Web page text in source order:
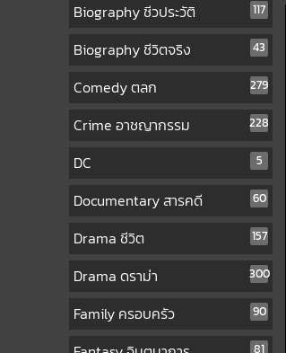
Biography ชีวประวัติ 117
Biography ชีวิตจริง 43
Comedy ตลก 279
Crime อาชญากรรม 228
DC 5
Documentary สารคดี 60
Drama ชีวิต 157
Drama ดราม่า 300
Family ครอบครัว 90
81